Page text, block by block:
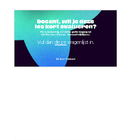
Vul dandeze vragenlijst in.